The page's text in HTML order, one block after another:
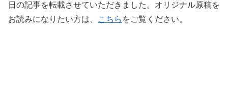
日の記事を転載させていただきました。オリジナル原稿を
お読みになりたい方は、
こちら をご覧ください。